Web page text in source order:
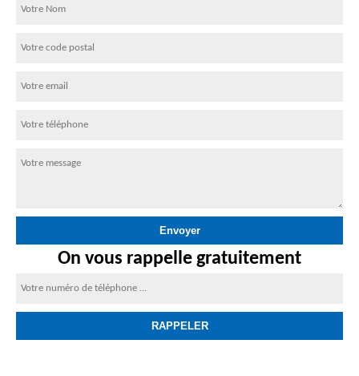
On vous rappelle gratuitement